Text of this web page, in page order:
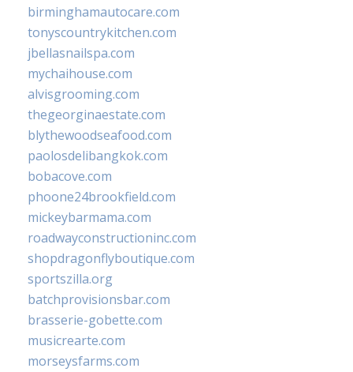
birminghamautocare.com
tonyscountrykitchen.com
jbellasnailspa.com
mychaihouse.com
alvisgrooming.com
thegeorginaestate.com
blythewoodseafood.com
paolosdelibangkok.com
bobacove.com
phoone24brookfield.com
mickeybarmama.com
roadwayconstructioninc.com
shopdragonflyboutique.com
sportszilla.org
batchprovisionsbar.com
brasserie-gobette.com
musicrearte.com
morseysfarms.com